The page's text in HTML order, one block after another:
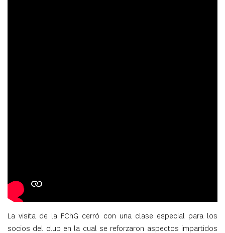
La visita de la FChG cerró con una clase especial para los
socios del club en la cual se reforzaron aspectos impartidos